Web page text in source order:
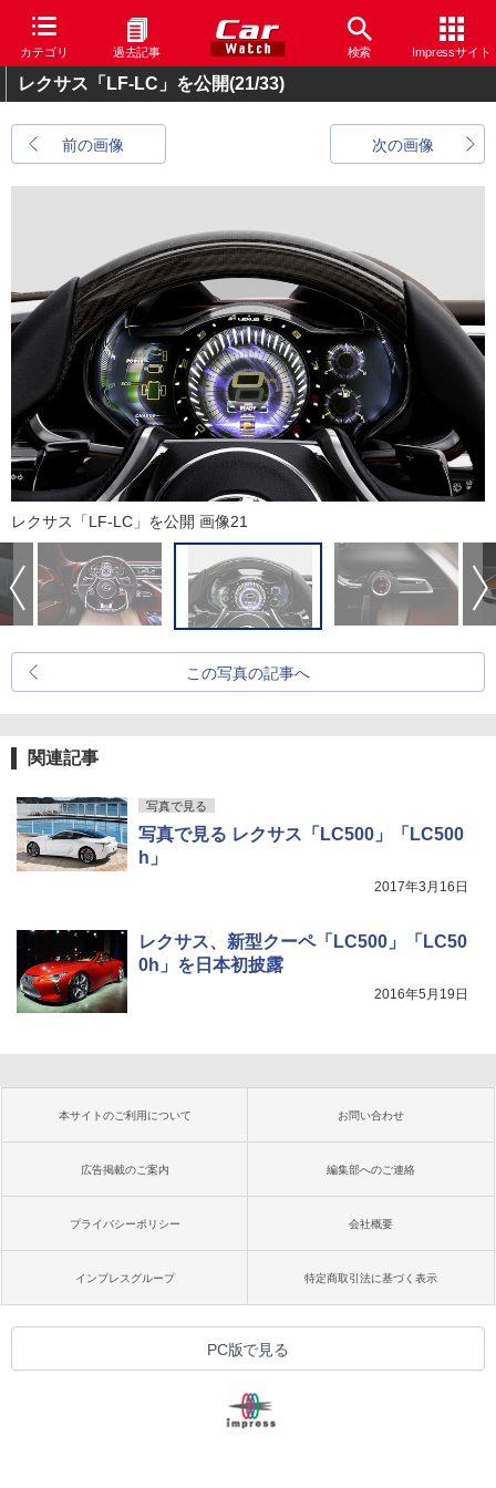
カテゴリ 過去記事 検索 Impressサイト
レクサス「LF-LC」を公開(21/33)
前の画像 次の画像
レクサス「LF-LC」を公開 画像21
この写真の記事へ
関連記事
写真で見る
写真で見る レクサス「LC500」「LC500
h」
2017年3月16日
レクサス、新型クーペ「LC500」「LC50
0h」を日本初披露
2016年5月19日
本サイトのご利用について お問い合わせ
広告掲載のご案内 編集部へのご連絡
プライバシーポリシー 会社概要
インプレスグループ 特定商取引法に基づく表示
PC版で見る